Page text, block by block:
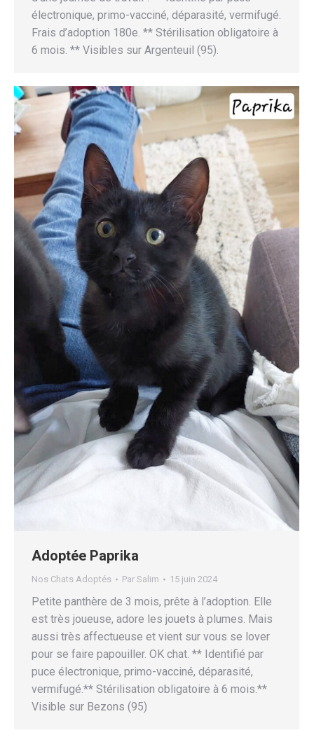
électronique, primo-vacciné, déparasité, vermifugé.
Frais d’adoption 180e. ** Stérilisation obligatoire à
6 mois. ** Visibles sur Argenteuil (95).
Adoptée Paprika
Nos Chats Adoptés Par Salim 15 juin 2024
Petite panthère de 3 mois, prête à l’adoption. Elle
est très joueuse, adore les jouets à plumes. Mais
aussi très affectueuse et vient sur vous se lover
pour se faire papouiller. OK chat. ** Identifié par
puce électronique, primo-vacciné, déparasité,
vermifugé.** Stérilisation obligatoire à 6 mois.**
Visible sur Bezons (95)